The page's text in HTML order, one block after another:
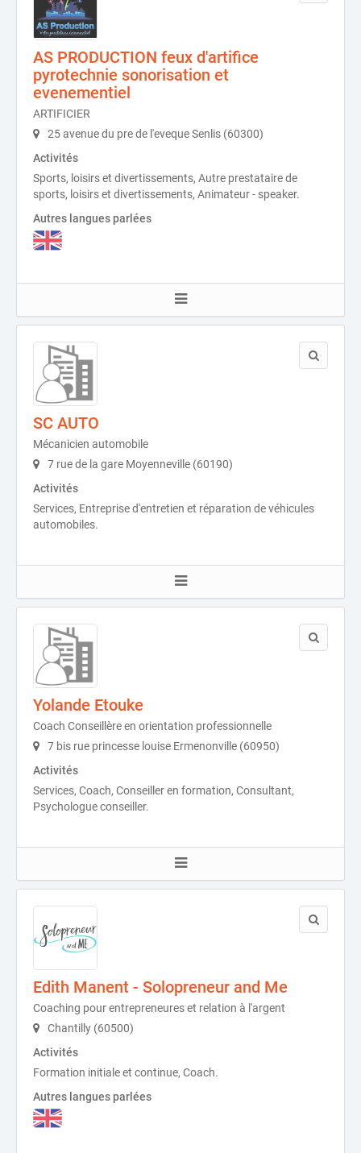
AS PRODUCTION feux d'artifice
pyrotechnie sonorisation et
evenementiel
ARTIFICIER
25 avenue du pre de l'eveque Senlis (60300)
Activités
Sports, loisirs et divertissements, Autre prestataire de
sports, loisirs et divertissements, Animateur - speaker.
Autres langues parlées
SC AUTO
Mécanicien automobile
7 rue de la gare Moyenneville (60190)
Activités
Services, Entreprise d'entretien et réparation de véhicules
automobiles.
Yolande Etouke
Coach Conseillère en orientation professionnelle
7 bis rue princesse louise Ermenonville (60950)
Activités
Services, Coach, Conseiller en formation, Consultant,
Psychologue conseiller.
Edith Manent - Solopreneur and Me
Coaching pour entrepreneures et relation à l'argent
Chantilly (60500)
Activités
Formation initiale et continue, Coach.
Autres langues parlées